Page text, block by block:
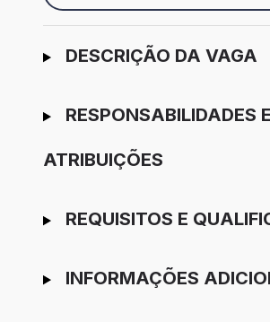
Ir para candidatura
DESCRIÇÃO DA VAGA
RESPONSABILIDADES E
ATRIBUIÇÕES
REQUISITOS E
INFORMAÇÕES